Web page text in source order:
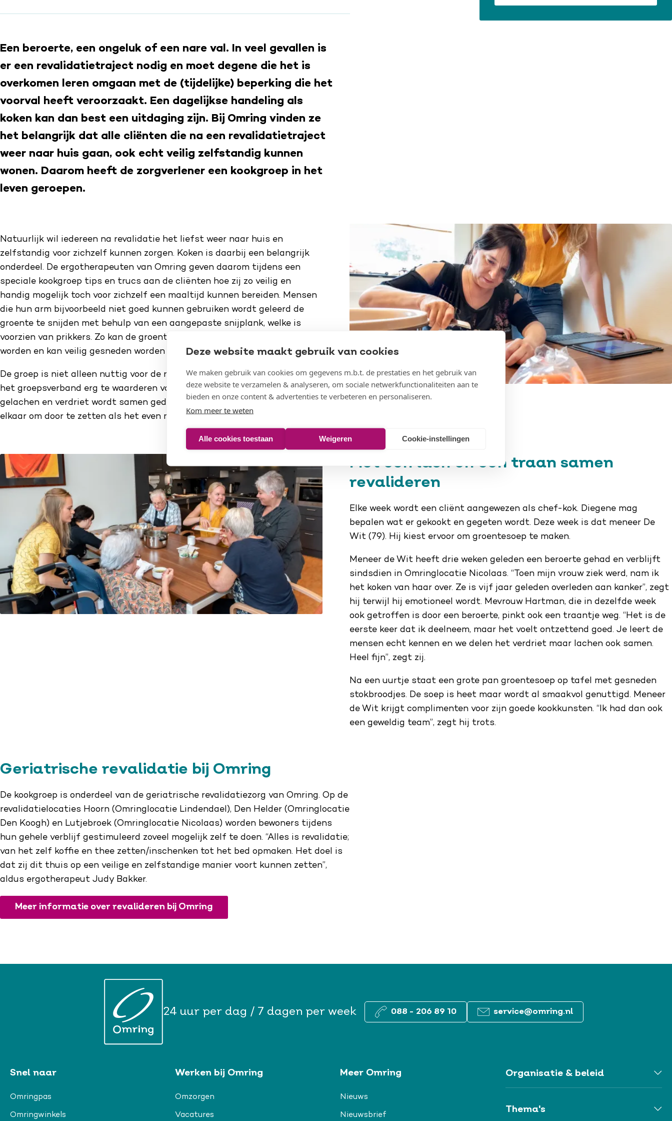
Deze website maakt gebruik van cookies
We maken gebruik van cookies om gegevens m.b.t. de prestaties en het gebruik van
deze website te verzamelen & analyseren, om sociale netwerkfunctionaliteiten aan te
bieden en onze content & advertenties te verbeteren en personaliseren.
Kom meer te weten
Alle cookies toestaan Weigeren Cookie-instellingen
Een beroerte, een ongeluk of een nare val. In veel gevallen is
er een revalidatietraject nodig en moet degene die het is
overkomen leren omgaan met de (tijdelijke) beperking die het
voorval heeft veroorzaakt. Een dagelijkse handeling als
koken kan dan best een uitdaging zijn. Bij Omring vinden ze
het belangrijk dat alle cliënten die na een revalidatietraject
weer naar huis gaan, ook echt veilig zelfstandig kunnen
wonen. Daarom heeft de zorgverlener een kookgroep in het
leven geroepen.
Natuurlijk wil iedereen na revalidatie het liefst weer naar huis en
zelfstandig voor zichzelf kunnen zorgen. Koken is daarbij een belangrijk
onderdeel. De ergotherapeuten van Omring geven daarom tijdens een
speciale kookgroep tips en trucs aan de cliënten hoe zij zo veilig en
handig mogelijk toch voor zichzelf een maaltijd kunnen bereiden. Mensen
die hun arm bijvoorbeeld niet goed kunnen gebruiken wordt geleerd de
groente te snijden met behulp van een aangepaste snijplank, welke is
voorzien van prikkers. Zo kan de groente of het brood daarop vastgeprikt
worden en kan veilig gesneden worden met de goede hand.
De groep is niet alleen nuttig voor de revalidatie. Deelnemers geven aan
het groepsverband erg te waarderen vanwege het sociale aspect. Er wordt
gelachen en verdriet wordt samen gedeeld. Tegelijkertijd stimuleren ze
elkaar om door te zetten als het even niet lukt.
Met een lach en een traan samen
revalideren
Elke week wordt een cliënt aangewezen als chef-kok. Diegene mag
bepalen wat er gekookt en gegeten wordt. Deze week is dat meneer De
Wit (79). Hij kiest ervoor om groentesoep te maken.
Meneer de Wit heeft drie weken geleden een beroerte gehad en verblijft
sindsdien in Omringlocatie Nicolaas. “Toen mijn vrouw ziek werd, nam ik
het koken van haar over. Ze is vijf jaar geleden overleden aan kanker”, zegt
hij terwijl hij emotioneel wordt. Mevrouw Hartman, die in dezelfde week
ook getroffen is door een beroerte, pinkt ook een traantje weg. “Het is de
eerste keer dat ik deelneem, maar het voelt ontzettend goed. Je leert de
mensen echt kennen en we delen het verdriet maar lachen ook samen.
Heel fijn”, zegt zij.
Na een uurtje staat een grote pan groentesoep op tafel met gesneden
stokbroodjes. De soep is heet maar wordt al smaakvol genuttigd. Meneer
de Wit krijgt complimenten voor zijn goede kookkunsten. “Ik had dan ook
een geweldig team”, zegt hij trots.
Geriatrische revalidatie bij Omring
De kookgroep is onderdeel van de geriatrische revalidatiezorg van Omring. Op de
revalidatielocaties Hoorn (Omringlocatie Lindendael), Den Helder (Omringlocatie
Den Koogh) en Lutjebroek (Omringlocatie Nicolaas) worden bewoners tijdens
hun gehele verblijf gestimuleerd zoveel mogelijk zelf te doen. “Alles is revalidatie;
van het zelf koffie en thee zetten/inschenken tot het bed opmaken. Het doel is
dat zij dit thuis op een veilige en zelfstandige manier voort kunnen zetten”,
aldus ergotherapeut Judy Bakker.
Meer informatie over revalideren bij Omring
24 uur per dag / 7 dagen per week 088 - 206 89 10 service@omring.nl
Snel naar
Omringpas
Omringwinkels
Werken bij Omring
Omzorgen
Vacatures
Meer Omring
Nieuws
Nieuwsbrief
Organisatie & beleid
Thema's